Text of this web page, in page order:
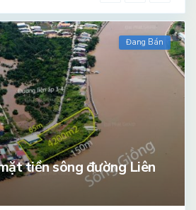
Đang Bán
tiền sông đường Liên